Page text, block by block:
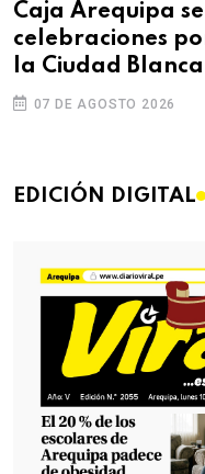
Caja Arequipa
celebraciones
la Ciudad Blanca
07 DE AGOSTO 2026
EDICIÓN DIGITAL